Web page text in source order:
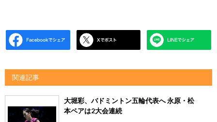
関連記事
大堀彩、バドミントン五輪代表へ 永原・松
本ペアは2大会連続